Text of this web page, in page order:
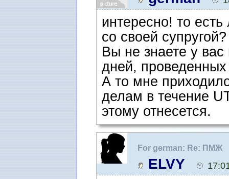
интересно! то
со своей супругой?
Вы не знаете у вас
дней,
А то мне
делам в течение
этому отнесется.
For german: Re: ПМЖ
ELVY